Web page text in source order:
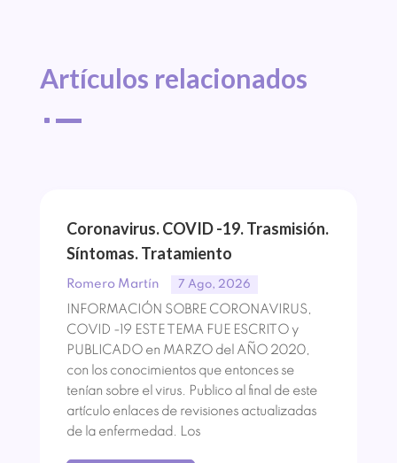
Artículos relacionados
^
Coronavirus. COVID -19. Trasmisión.
Síntomas. Tratamiento
Romero Martín 7 Ago, 2026
INFORMACIÓN SOBRE CORONAVIRUS,
COVID -19 ESTE TEMA FUE ESCRITO y
PUBLICADO en MARZO del AÑO 2020,
con los conocimientos que entonces se
tenían sobre el virus. Publico al final de este
artículo enlaces de revisiones actualizadas
de la enfermedad. Los